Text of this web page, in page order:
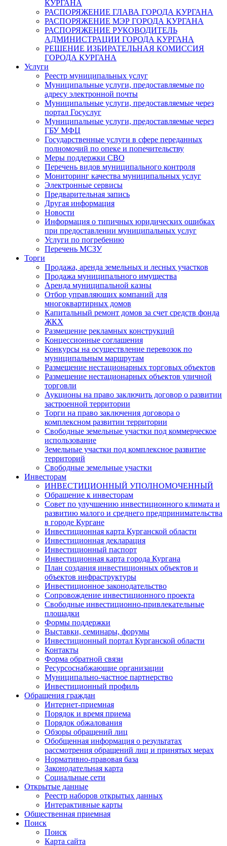
КУРГАНА
РАСПОРЯЖЕНИЕ ГЛАВА ГОРОДА КУРГАНА
РАСПОРЯЖЕНИЕ МЭР ГОРОДА КУРГАНА
РАСПОРЯЖЕНИЕ РУКОВОДИТЕЛЬ
АДМИНИСТРАЦИИ ГОРОДА КУРГАНА
РЕШЕНИЕ ИЗБИРАТЕЛЬНАЯ КОМИССИЯ
ГОРОДА КУРГАНА
Услуги
Реестр муниципальных услуг
Муниципальные услуги, предоставляемые по
адресу электронной почты
Муниципальные услуги, предоставляемые через
портал Госуслуг
Муниципальные услуги, предоставляемые через
ГБУ МФЦ
Государственные услуги в сфере переданных
полномочий по опеке и попечительству
Меры поддержки СВО
Перечень видов муниципального контроля
Мониторинг качества муниципальных услуг
Электронные сервисы
Предварительная запись
Другая информация
Новости
Информация о типичных юридических ошибках
при предоставлении муниципальных услуг
Услуги по погребению
Перечень МСЗУ
Торги
Продажа, аренда земельных и лесных участков
Продажа муниципального имущества
Аренда муниципальной казны
Отбор управляющих компаний для
многоквартирных домов
Капитальный ремонт домов за счет средств фонда
ЖКХ
Размещение рекламных конструкций
Концессионные соглашения
Конкурсы на осуществление перевозок по
муниципальным маршрутам
Размещение нестационарных торговых объектов
Размещение нестационарных объектов уличной
торговли
Аукционы на право заключить договор о развитии
застроенной территории
Торги на право заключения договора о
комплексном развитии территории
Свободные земельные участки под коммерческое
использование
Земельные участки под комплексное развитие
территорий
Свободные земельные участки
Инвесторам
ИНВЕСТИЦИОННЫЙ УПОЛНОМОЧЕННЫЙ
Обращение к инвесторам
Совет по улучшению инвестиционного климата и
развитию малого и среднего предпринимательства
в городе Кургане
Инвестиционная карта Курганской области
Инвестиционная декларация
Инвестиционный паспорт
Инвестиционная карта города Кургана
План создания инвестиционных объектов и
объектов инфраструктуры
Инвестиционное законодательство
Сопровождение инвестиционного проекта
Свободные инвестиционно-привлекательные
площадки
Формы поддержки
Выставки, семинары, форумы
Инвестиционный портал Курганской области
Контакты
Форма обратной связи
Ресурсоснабжающие организации
Муниципально-частное партнерство
Инвестиционный профиль
Обращения граждан
Интернет-приемная
Порядок и время приема
Порядок обжалования
Обзоры обращений лиц
Обобщенная информация о результатах
рассмотрения обращений лиц и принятых мерах
Нормативно-правовая база
Законодательная карта
Социальные сети
Открытые данные
Реестр наборов открытых данных
Интерактивные карты
Общественная приемная
Поиск
Поиск
Карта сайта